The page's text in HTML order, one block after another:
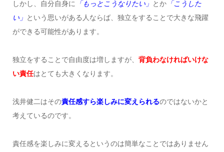
しかし、自分自身に 「もっとこうなりたい」 とか「こうした
い」 という思いがある人ならば、独立をすることで大きな飛躍
ができる可能性があります。
独立をすることで自由度は増しますが、 背負わなければいけな
い責任はとても大きくなります。
浅井健二はその責任感すら楽しみに変えられるのではないかと
考えているのです。
責任感を楽しみに変えるというのは簡単なことではありません